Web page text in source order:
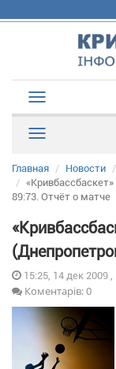
Главная Новости
89:73. Отчёт о матче
15:25, 14 дек 2009
Коментарів: 0